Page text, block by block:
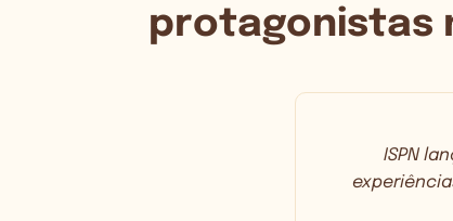
protagonistas
ISPN